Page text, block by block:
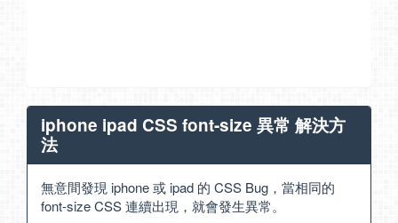
iphone ipad CSS font-size 異常 解決方
法
無意間發現 iphone 或 ipad 的 CSS Bug，當相同的
font-size CSS 連續出現，就會發生異常。